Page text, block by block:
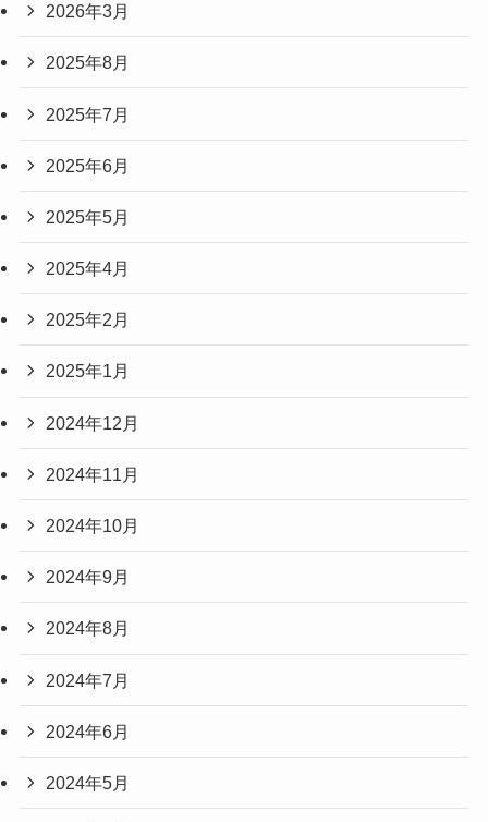
2026年3月
2025年8月
2025年7月
2025年6月
2025年5月
2025年4月
2025年2月
2025年1月
2024年12月
2024年11月
2024年10月
2024年9月
2024年8月
2024年7月
2024年6月
2024年5月